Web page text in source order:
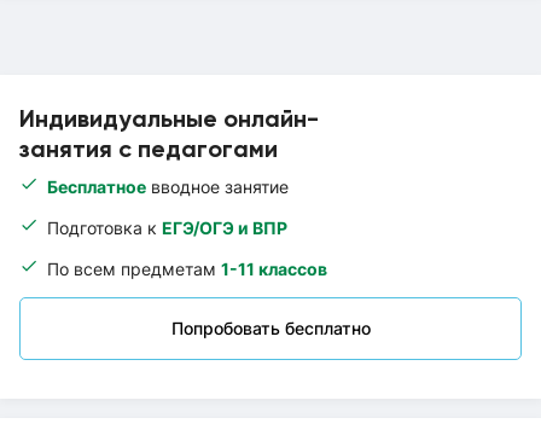
Индивидуальные онлайн-
занятия с педагогами
Бесплатное вводное занятие
Подготовка к ЕГЭ/ОГЭ и ВПР
По всем предметам 1-11 классов
Попробовать бесплатно